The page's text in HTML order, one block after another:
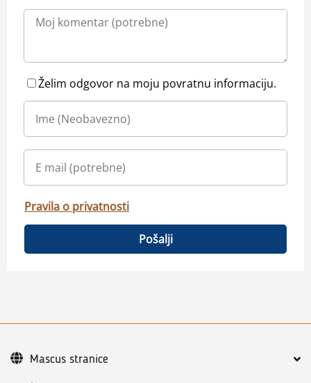
Želim odgovor na moju povratnu informaciju.
Pravila o privatnosti
Pošalji
Mascus stranice